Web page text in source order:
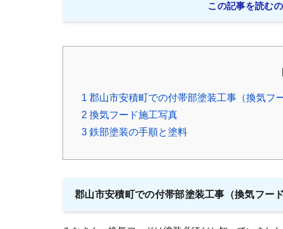
この記事を読む
1 郡山市安積町での付帯部塗装工事（換気フ
2 換気フード施工写真
3 鉄部塗装の手順と塗料
郡山市安積町での付帯部塗装工事（換気フー